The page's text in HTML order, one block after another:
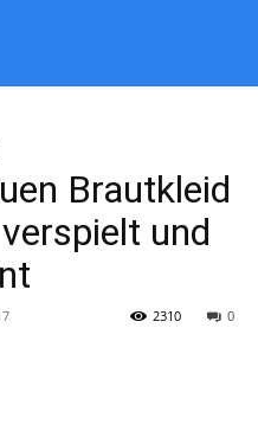
Brautkleid
und
0
2310